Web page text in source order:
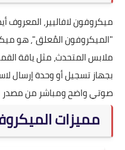
ميكروفون لافاليير، المعروف
"الميكروفون المُعلق"، هو
ملابس المتحدث، مثل ياقة
بجهاز تسجيل أو وحدة إرسال
صوتي واضح ومباشر من مصدر
مميزات